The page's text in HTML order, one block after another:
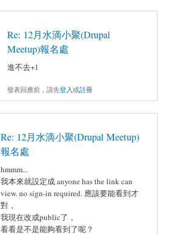
Re: 12月水滴小聚(Drupal
Meetup)報名處
進不去+1
發表回應前，請先登入或註冊
Re: 12月水滴小聚(Drupal Meetup)
報名處
hmmm...
我本來就設定成 anyone has the link can
view. no sign-in required. 應該要能看到才
對，
我現在改成public了，
看看是不是能夠看到了呢？